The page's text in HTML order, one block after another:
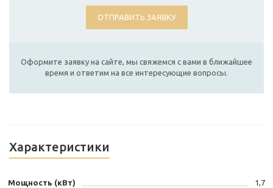
ОТПРАВИТЬ ЗАЯВКУ
Оформите заявку на сайте, мы свяжемся с вами в ближайшее
время и ответим на все интересующие вопросы.
Характеристики
Мощность (кВт) 1,7